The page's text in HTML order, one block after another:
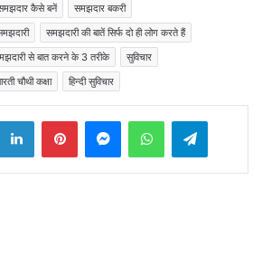
कैसे बनें
समझदार बकरी
समझदारी की बातें सिर्फ दो ही लोग करते हैं
से बात करने के 3 तरीके
सुविचार
चौथी कक्षा हिन्दी सुविचार